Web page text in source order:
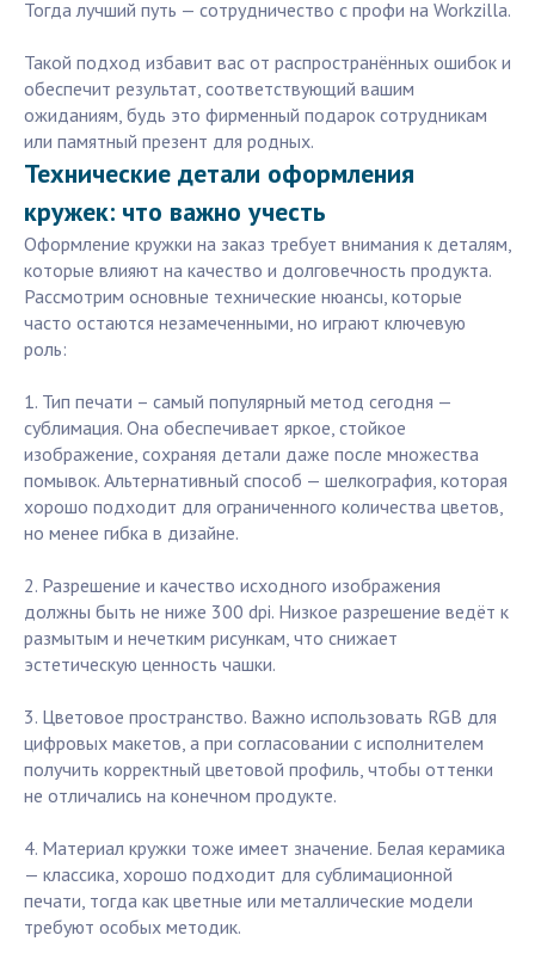
Тогда лучший путь — сотрудничество с профи на Workzilla.
Такой подход избавит вас от распространённых ошибок и
обеспечит результат, соответствующий вашим
ожиданиям, будь это фирменный подарок сотрудникам
или памятный презент для родных.
Технические детали оформления
кружек: что важно учесть
Оформление кружки на заказ требует внимания к деталям,
которые влияют на качество и долговечность продукта.
Рассмотрим основные технические нюансы, которые
часто остаются незамеченными, но играют ключевую
роль:
1. Тип печати – самый популярный метод сегодня —
сублимация. Она обеспечивает яркое, стойкое
изображение, сохраняя детали даже после множества
помывок. Альтернативный способ — шелкография, которая
хорошо подходит для ограниченного количества цветов,
но менее гибка в дизайне.
2. Разрешение и качество исходного изображения
должны быть не ниже 300 dpi. Низкое разрешение ведёт к
размытым и нечетким рисункам, что снижает
эстетическую ценность чашки.
3. Цветовое пространство. Важно использовать RGB для
цифровых макетов, а при согласовании с исполнителем
получить корректный цветовой профиль, чтобы оттенки
не отличались на конечном продукте.
4. Материал кружки тоже имеет значение. Белая керамика
— классика, хорошо подходит для сублимационной
печати, тогда как цветные или металлические модели
требуют особых методик.